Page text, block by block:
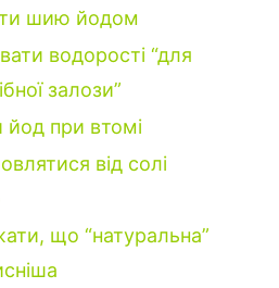
шию йодом
водорості “для
залози”
йод при втомі
від солі
що “натуральна”